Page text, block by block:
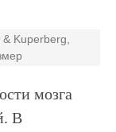
& Kuperberg,
мозга
В